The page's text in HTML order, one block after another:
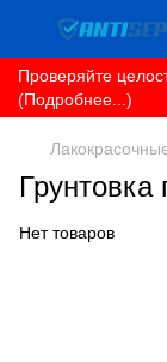
Проверяйте
(Подробнее...)
Грунтовка
Нет товаров